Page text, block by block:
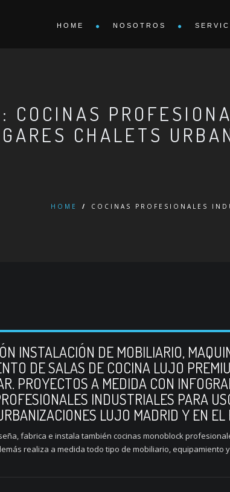
HOME NOSOTROS
COCINAS
CHALETS
HOME / COCINAS PROFESIONALES
INSTALACIÓN DE MOBILIARIO,
DE SALAS DE COCINA LUJO
PROYECTOS A MEDIDA CON
INDUSTRIALES PARA
LUJO MADRID Y EN EL
fabrica e instala también cocinas monoblock
realiza a medida todo tipo de mobiliario, equipamiento